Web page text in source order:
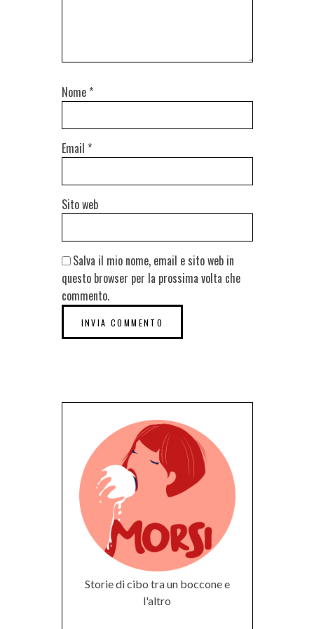
Nome *
Email *
Sito web
Salva il mio nome, email e sito web in
questo browser per la prossima volta che
commento.
Storie di cibo tra un boccone e
l'altro